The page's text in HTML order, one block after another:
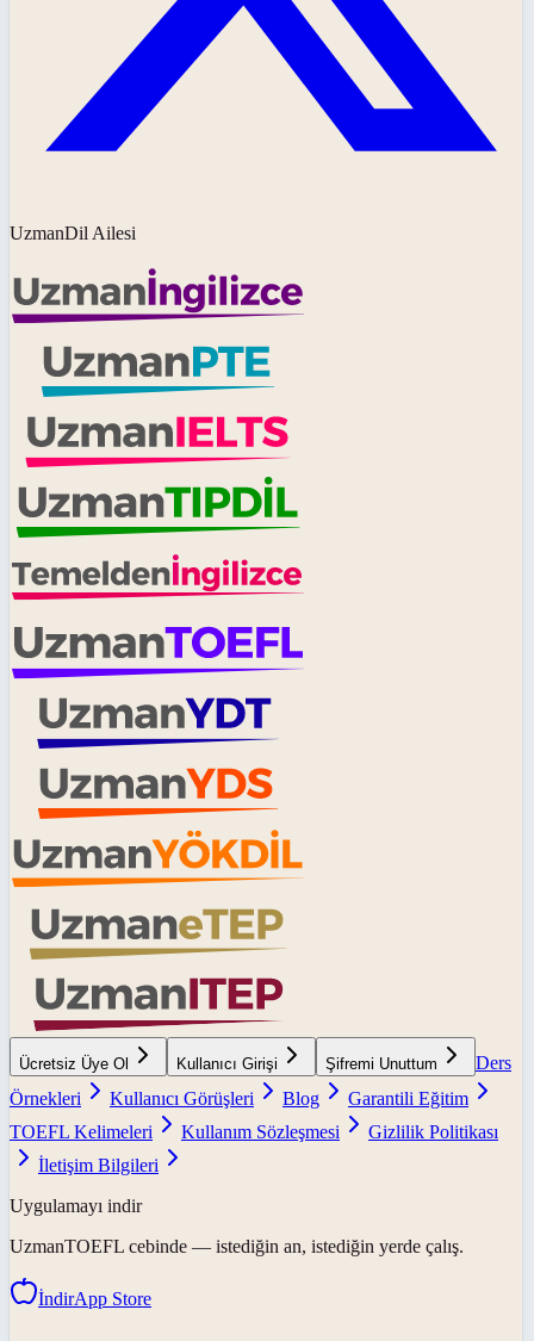
UzmanDil Ailesi
Ücretsiz Üye Ol Kullanıcı Girişi Şifremi Unuttum
Ders
Örnekleri
Kullanıcı Görüşleri Blog
Garantili Eğitim
TOEFL Kelimeleri
Kullanım Sözleşmesi
Gizlilik Politikası
İletişim Bilgileri
Uygulamayı indir
UzmanTOEFL cebinde — istediğin an, istediğin yerde çalış.
İndirApp Store